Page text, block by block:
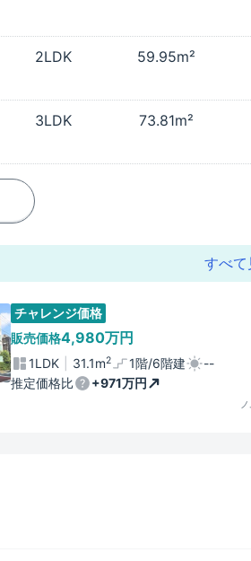
2LDK
59.95m²
3LDK
73.81m²
すべて
チャレンジ価格
販売価格4,980万円
1LDK 31.1m2 1階/6階建
--
推定価格比
+971万円